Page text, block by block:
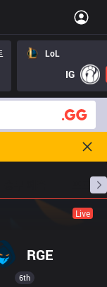
LoL
IG
프로빌
Live
RGE
6th